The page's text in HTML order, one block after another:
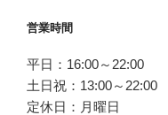
投
ナ
ビ
営業時間
平日：16:00～22:00
土日祝：13:00～22:00
定休日：月曜日